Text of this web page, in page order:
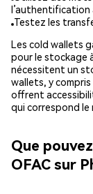
l’authentification
Testez les
Les cold wallets
pour le stockage
nécessitent un
wallets, y
offrent
qui correspond le
Que
OFAC sur